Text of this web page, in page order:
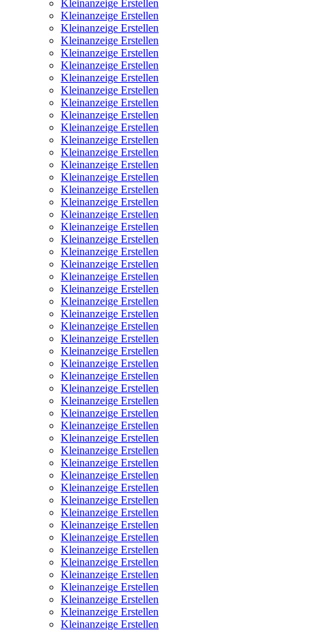
Kleinanzeige Erstellen
Kleinanzeige Erstellen
Kleinanzeige Erstellen
Kleinanzeige Erstellen
Kleinanzeige Erstellen
Kleinanzeige Erstellen
Kleinanzeige Erstellen
Kleinanzeige Erstellen
Kleinanzeige Erstellen
Kleinanzeige Erstellen
Kleinanzeige Erstellen
Kleinanzeige Erstellen
Kleinanzeige Erstellen
Kleinanzeige Erstellen
Kleinanzeige Erstellen
Kleinanzeige Erstellen
Kleinanzeige Erstellen
Kleinanzeige Erstellen
Kleinanzeige Erstellen
Kleinanzeige Erstellen
Kleinanzeige Erstellen
Kleinanzeige Erstellen
Kleinanzeige Erstellen
Kleinanzeige Erstellen
Kleinanzeige Erstellen
Kleinanzeige Erstellen
Kleinanzeige Erstellen
Kleinanzeige Erstellen
Kleinanzeige Erstellen
Kleinanzeige Erstellen
Kleinanzeige Erstellen
Kleinanzeige Erstellen
Kleinanzeige Erstellen
Kleinanzeige Erstellen
Kleinanzeige Erstellen
Kleinanzeige Erstellen
Kleinanzeige Erstellen
Kleinanzeige Erstellen
Kleinanzeige Erstellen
Kleinanzeige Erstellen
Kleinanzeige Erstellen
Kleinanzeige Erstellen
Kleinanzeige Erstellen
Kleinanzeige Erstellen
Kleinanzeige Erstellen
Kleinanzeige Erstellen
Kleinanzeige Erstellen
Kleinanzeige Erstellen
Kleinanzeige Erstellen
Kleinanzeige Erstellen
Kleinanzeige Erstellen